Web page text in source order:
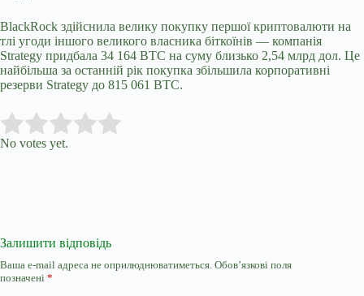
BlackRock здійснила велику покупку першої криптовалюти на
тлі угоди іншого великого власника біткоїнів — компанія
Strategy придбала 34 164 BTC на суму близько 2,54 млрд дол. Це
найбільша за останній рік покупка збільшила корпоративні
резерви Strategy до 815 061 BTC.
Rate this item:
No votes yet.
Залишити відповідь
Ваша e-mail адреса не оприлюднюватиметься. Обов’язкові поля
позначені *